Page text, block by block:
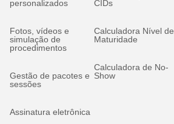
personalizados
Fotos, vídeos e
simulação de
procedimentos
Gestão de pacotes e
sessões
Assinatura eletrônica
CIDs
Calculadora Nível de
Maturidade
Calculadora de No-
Show